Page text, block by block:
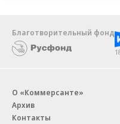
Благотворительный фонд
О «Коммерсанте»
Архив
Контакты